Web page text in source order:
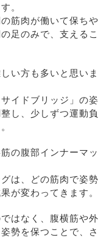
。
筋肉が働いて保ちや
足のみで、支えるこ
い方も多いと思いま
イドブリッジ」の姿
し、少しずつ運動負
の腹部インナーマッ
は、どの筋肉で姿勢
が変わってきます。
はなく、腹横筋や外
勢を保つことで、さ